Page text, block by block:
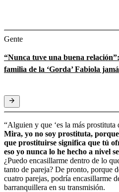
Gente
“Nunca tuve una buena
familia de la ‘Gorda’ Fabiola
“Alguien y que ‘es la más prostituta
Mira, yo no soy prostituta,
que prostituirse significa que tú
eso yo nunca lo he hecho a nivel
¿Puedo encasillarme dentro de lo
tanto de pareja? De pronto, porque
cuatro parejas, podría encasillarme
barranquillera en su transmisión.